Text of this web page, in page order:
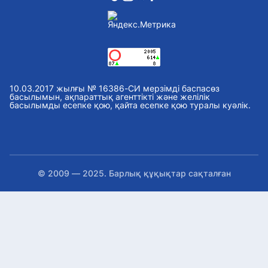
«Қазсушар» филиалдарына су қоймалары
мен каналдарды тазартатын жеті
Бүгін, 09:39
2027 жылы Астанада УЕФА конгресі өтеді
Жетінші арнада сайлауалды теледебат
аяқталды: Онлайн дауыс беру нәтижесі
өтеді
Қазақстан Орталық Азиядағы қоныстануға
10.03.2017 жылғы № 16386-СИ мерзімді баспасөз
басылымын, ақпараттық агенттікті және желілік
басылымды есепке қою, қайта есепке қою туралы куәлік.
© 2009 — 2025. Барлық құқықтар сақталған